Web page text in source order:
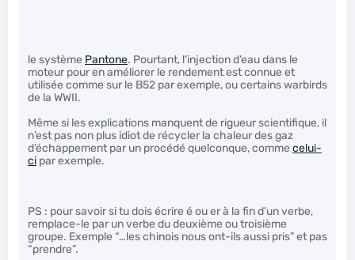
le système Pantone. Pourtant, l’injection d’eau dans le
moteur pour en améliorer le rendement est connue et
utilisée comme sur le B52 par exemple, ou certains warbirds
de la WWII.
Même si les explications manquent de rigueur scientifique, il
n’est pas non plus idiot de récycler la chaleur des gaz
d’échappement par un procédé quelconque, comme celui-
ci par exemple.
PS : pour savoir si tu dois écrire é ou er à la fin d’un verbe,
remplace-le par un verbe du deuxième ou troisième
groupe. Exemple “…les chinois nous ont-ils aussi pris” et pas
“prendre”.